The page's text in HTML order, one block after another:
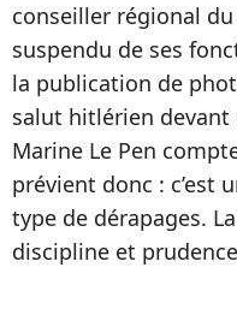
conseiller régional
suspendu de ses
la publication de
salut hitlérien devant
Marine Le Pen
prévient donc : c’est
type de dérapages.
discipline et